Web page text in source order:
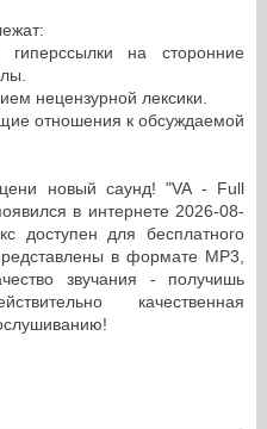
на сторонние
нецензурной лексики.
отношения к обсуждаемой
новый саунд! "VA - Full
в интернете 2026-08-
доступен для бесплатного
в формате MP3,
звучания - получишь
качественная